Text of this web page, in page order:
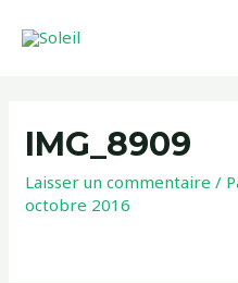
IMG_8909
Laisser un commentaire /
octobre 2016